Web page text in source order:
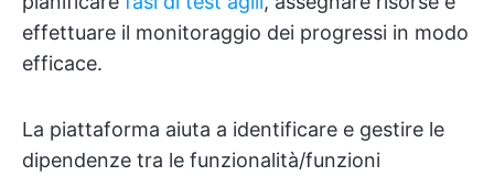
effettuare il monitoraggio dei progressi in modo
efficace.
La piattaforma aiuta a identificare e gestire le
dipendenze tra le funzionalità/funzioni